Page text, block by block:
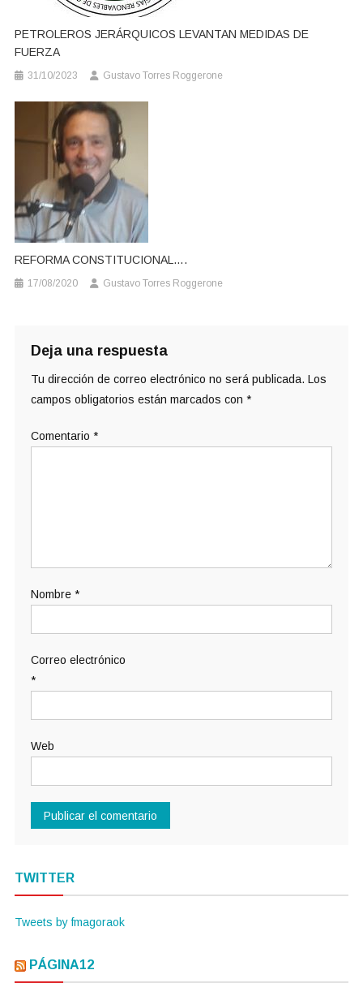
PETROLEROS JERÁRQUICOS LEVANTAN MEDIDAS DE
FUERZA
31/10/2023 Gustavo Torres Roggerone
REFORMA CONSTITUCIONAL….
17/08/2020 Gustavo Torres Roggerone
Deja una respuesta
Tu dirección de correo electrónico no será publicada. Los
campos obligatorios están marcados con *
Comentario *
Nombre *
Correo electrónico
*
Web
TWITTER
Tweets by fmagoraok
PÁGINA12